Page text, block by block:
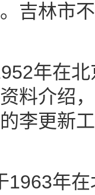
吉林市
年在
料介绍
李更新
1963年